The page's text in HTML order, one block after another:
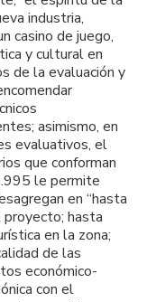
industria,
casino de juego,
y cultural en
de la evaluación y
asimismo, en
evaluativos, el
que conforman
le permite
en “hasta
hasta
en la zona;
de las
económico-
con el